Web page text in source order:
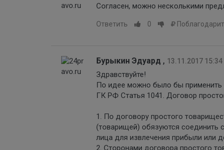
Согласен, можно несколькими
Ответить 0
Бурыкин Эдуард , 13.11.2017 15:34
Здравствуйте!
По идее можно было бы применить
ГК РФ Статья 1041. Договор
1. По договору простого
(товарищей) обязуются соединить
лица для извлечения прибыли или
2. Сторонами договора простого